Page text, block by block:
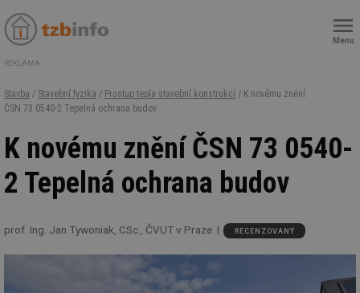
Menu
REKLAMA
Stavba / Stavební fyzika / Prostup tepla stavební konstrukcí / K novému znění
ČSN 73 0540-2 Tepelná ochrana budov
K novému znění ČSN 73 0540-
2 Tepelná ochrana budov
prof. Ing. Jan Tywoniak, CSc., ČVUT v Praze RECENZOVANÝ